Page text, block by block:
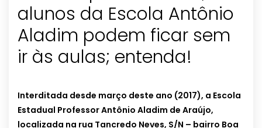
alunos da Escola Antônio
Aladim podem ficar sem
ir às aulas; entenda!
Interditada desde março deste ano (2017), a Escola
Estadual Professor Antônio Aladim de Araújo,
localizada na rua Tancredo Neves, S/N – bairro Boa